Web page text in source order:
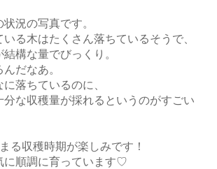
況の写真です。
る木はたくさん落ちているそうで、
構な量でびっくり。
だなあ。
落ちているのに、
分な収穫量が採れるというのがすごい
る収穫時期が楽しみです！
に順調に育っています♡